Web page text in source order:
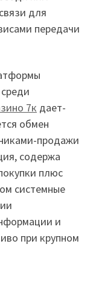
для
передачи
7к дает-
обмен
продажи
содержа
плюс
системные
и
при крупном